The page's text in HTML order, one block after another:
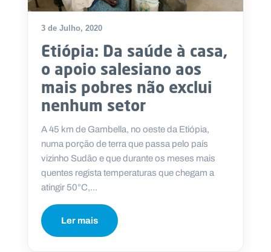
3 de Julho, 2020
Etiópia: Da saúde à casa,
o apoio salesiano aos
mais pobres não exclui
nenhum setor
A 45 km de Gambella, no oeste da Etiópia,
numa porção de terra que passa pelo país
vizinho Sudão e que durante os meses mais
quentes regista temperaturas que chegam a
atingir 50°C,...
Ler mais